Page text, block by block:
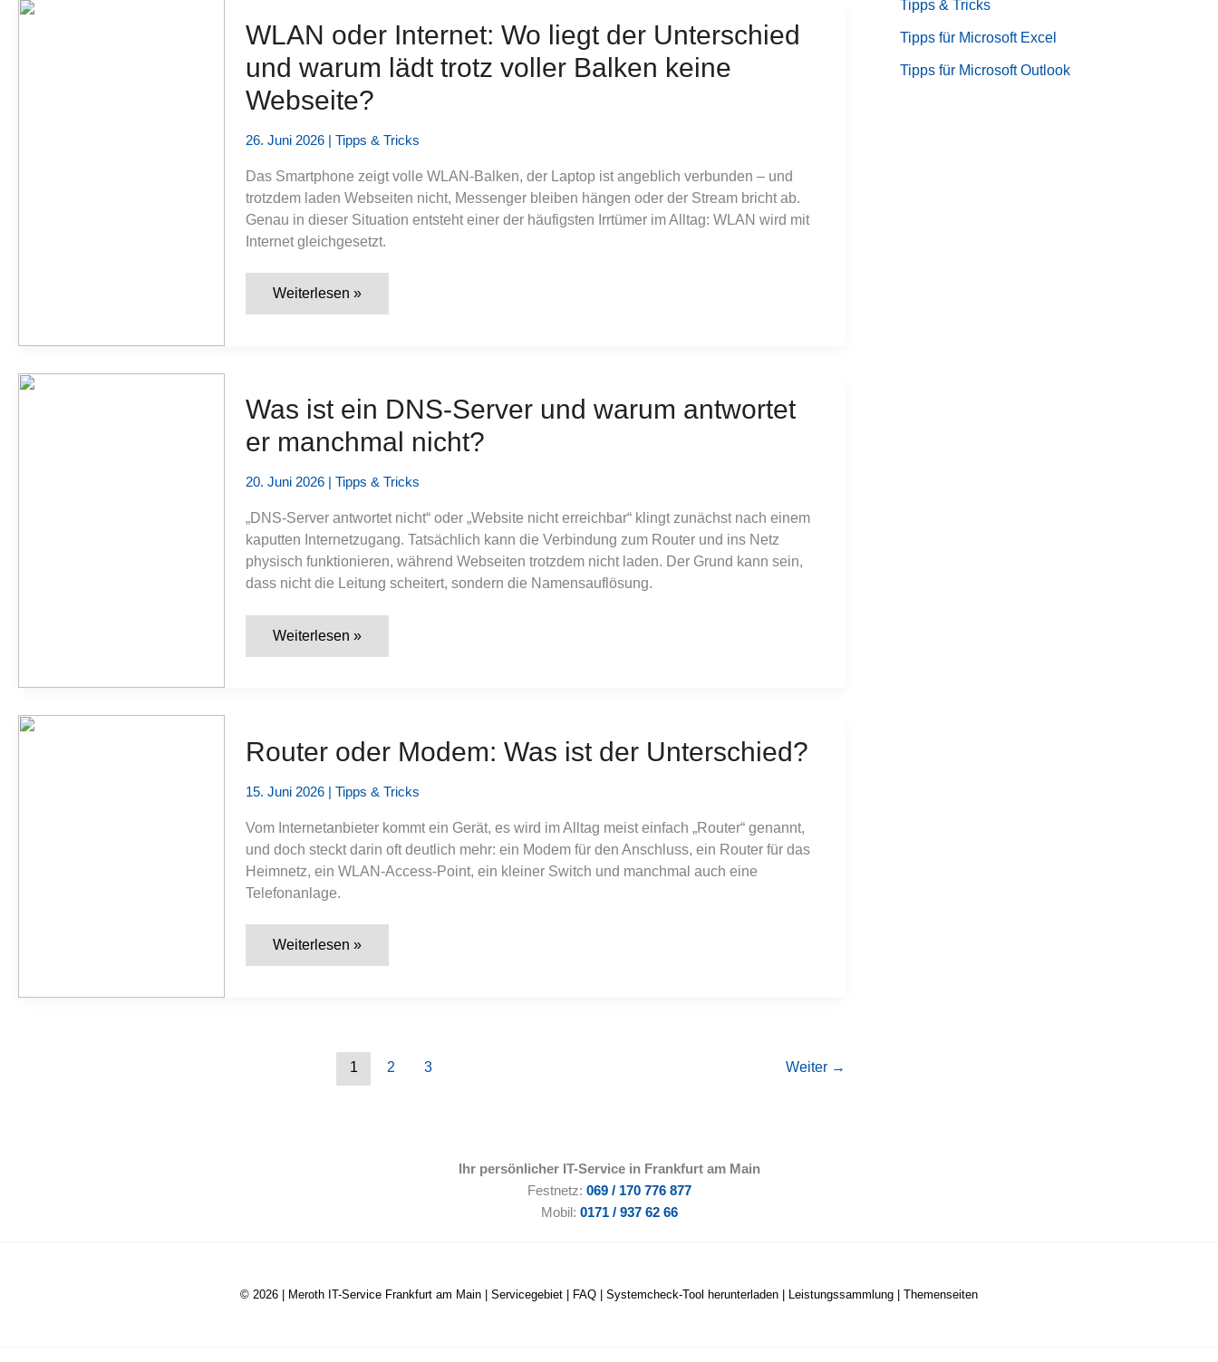
typische
Grenzen
verständlich
erklärt
WLAN oder Internet: Wo liegt der Unterschied
und warum lädt trotz voller Balken keine
Webseite?
26. Juni 2026 | Tipps & Tricks
Das Smartphone zeigt volle WLAN-Balken, der Laptop ist angeblich verbunden – und
trotzdem laden Webseiten nicht, Messenger bleiben hängen oder der Stream bricht ab.
Genau in dieser Situation entsteht einer der häufigsten Irrtümer im Alltag: WLAN wird mit
Internet gleichgesetzt.
WLAN
warum
lädt
trotz
voller
keine
Weiterlesen »
Was ist ein DNS-Server und warum antwortet
er manchmal nicht?
20. Juni 2026 | Tipps & Tricks
„DNS-Server antwortet nicht“ oder „Website nicht erreichbar“ klingt zunächst nach einem
kaputten Internetzugang. Tatsächlich kann die Verbindung zum Router und ins Netz
physisch funktionieren, während Webseiten trotzdem nicht laden. Der Grund kann sein,
dass nicht die Leitung scheitert, sondern die Namensauflösung.
Was
er
manchmal
Weiterlesen »
Router oder Modem: Was ist der Unterschied?
15. Juni 2026 | Tipps & Tricks
Vom Internetanbieter kommt ein Gerät, es wird im Alltag meist einfach „Router“ genannt,
und doch steckt darin oft deutlich mehr: ein Modem für den Anschluss, ein Router für das
Heimnetz, ein WLAN-Access-Point, ein kleiner Switch und manchmal auch eine
Telefonanlage.
Router
Weiterlesen »
1 2 3 Weiter →
Tipps & Tricks
Tipps für Microsoft Excel
Tipps für Microsoft Outlook
Ihr persönlicher IT-Service in Frankfurt am Main
Festnetz: 069 / 170 776 877
Mobil: 0171 / 937 62 66
© 2026 | Meroth IT-Service Frankfurt am Main Servicegebiet FAQ Systemcheck-Tool herunterladen Leistungssammlung Themenseiten